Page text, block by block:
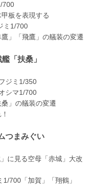
700
板を表現する
ミ1/700
」「飛鷹」の艤装の変遷
「扶桑」
ジミ1/350
シマ1/700
」の艤装の変遷
つまみぐい
に見る空母「赤城」大改
700「加賀」「翔鶴」